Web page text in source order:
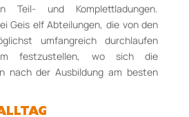
Teil- und Komplettladungen.
Geis elf Abteilungen, die von den
umfangreich durchlaufen
festzustellen, wo sich die
nach der Ausbildung am besten